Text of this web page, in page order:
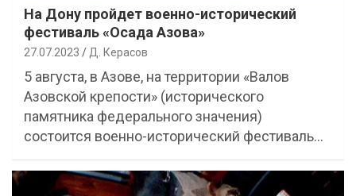
На Дону пройдет военно-исторический
фестиваль «Осада Азова»
27.07.2023 Д. Керасов
5 августа, в Азове, на территории «Валов
Азовской крепости» (исторического
памятника федерального значения)
состоится военно-исторический фестиваль…